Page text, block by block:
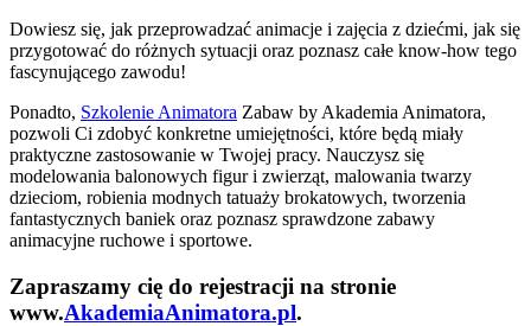
Dowiesz się, jak przeprowadzać animacje i zajęcia z dziećmi, jak się
przygotować do różnych sytuacji oraz poznasz całe know-how tego
fascynującego zawodu!
Ponadto, Szkolenie Animatora Zabaw by Akademia Animatora,
pozwoli Ci zdobyć konkretne umiejętności, które będą miały
praktyczne zastosowanie w Twojej pracy. Nauczysz się
modelowania balonowych figur i zwierząt, malowania twarzy
dzieciom, robienia modnych tatuaży brokatowych, tworzenia
fantastycznych baniek oraz poznasz sprawdzone zabawy
animacyjne ruchowe i sportowe.
Zapraszamy cię do rejestracji na stronie
www.AkademiaAnimatora.pl.